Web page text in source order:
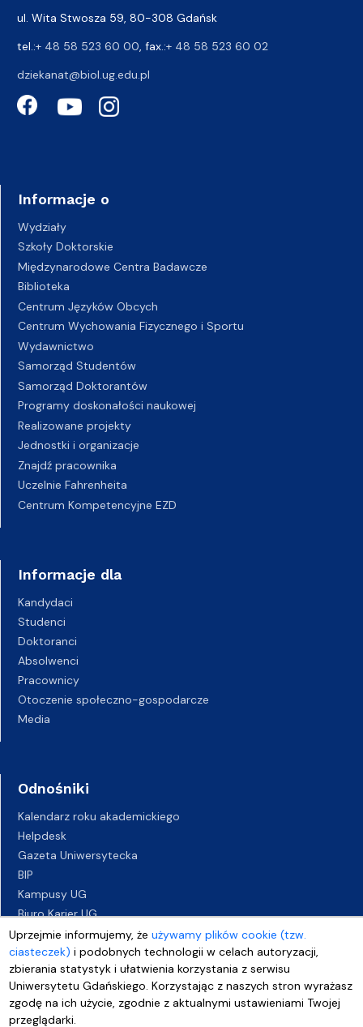
Uprzejmie informujemy, żeużywamy plików cookie (tzw.
ciasteczek) i podobnych technologii w celach autoryzacji,
zbierania statystyk i ułatwienia korzystania z serwisu
Uniwersytetu Gdańskiego. Korzystając z naszych stron wyrażasz
zgodę na ich użycie, zgodnie z aktualnymi ustawieniami Twojej
przeglądarki.
ul. Wita Stwosza 59, 80-308 Gdańsk
tel.:+ 48 58 523 60 00, fax.:+ 48 58 523 60 02
dziekanat@biol.ug.edu.pl
Informacje o
Wydziały
Szkoły Doktorskie
Międzynarodowe Centra Badawcze
Biblioteka
Centrum Języków Obcych
Centrum Wychowania Fizycznego i Sportu
Wydawnictwo
Samorząd Studentów
Samorząd Doktorantów
Programy doskonałości naukowej
Realizowane projekty
Jednostki i organizacje
Znajdź pracownika
Uczelnie Fahrenheita
Centrum Kompetencyjne EZD
Informacje dla
Kandydaci
Studenci
Doktoranci
Absolwenci
Pracownicy
Otoczenie społeczno-gospodarcze
Media
Odnośniki
Kalendarz roku akademickiego
Helpdesk
Gazeta Uniwersytecka
BIP
Kampusy UG
Biuro Karier UG
Oferty pracy
Deklaracja dostępności